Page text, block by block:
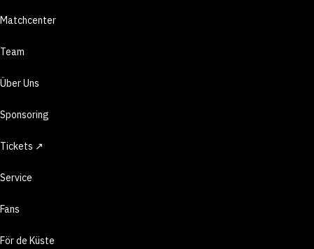
Matchcenter
Team
Über Uns
Sponsoring
Tickets ↗
Service
Fans
För de Küste